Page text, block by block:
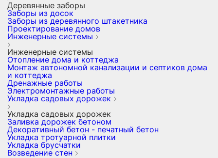
Деревянные заборы
Заборы из досок
Заборы из деревянного штакетника
Проектирование домов
Инженерные системы
Инженерные системы
Отопление дома и коттеджа
Монтаж автономной канализации и септиков дома
и коттеджа
Дренажные работы
Электромонтажные работы
Укладка садовых дорожек
Укладка садовых дорожек
Заливка дорожек бетоном
Декоративный бетон - печатный бетон
Укладка тротуарной плитки
Укладка брусчатки
Возведение стен